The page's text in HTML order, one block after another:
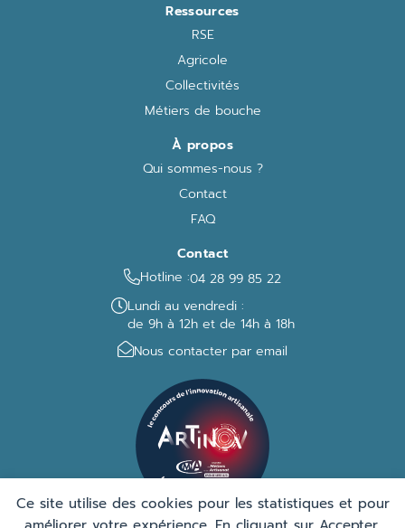
Ce site utilise des cookies pour les statistiques et pour
Ressources
RSE
Agricole
Collectivités
Métiers de bouche
À propos
Qui sommes-nous ?
Contact
FAQ
Contact
Hotline :04 28 99 85 22
Lundi au vendredi :
de 9h à 12h et de 14h à 18h
Nous contacter par email